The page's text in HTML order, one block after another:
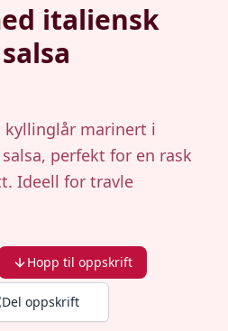
italiensk
kyllinglår marinert i
perfekt for en rask
Ideell for travle
Hopp til oppskrift
Del oppskrift